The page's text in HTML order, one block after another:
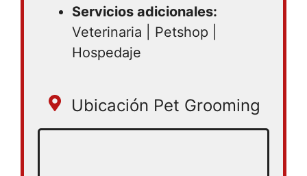
Servicios adicionales:
Veterinaria | Petshop |
Hospedaje
Ubicación Pet Grooming